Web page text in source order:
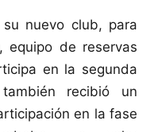
nuevo club, para
equipo de reservas
en la segunda
recibió un
en la fase